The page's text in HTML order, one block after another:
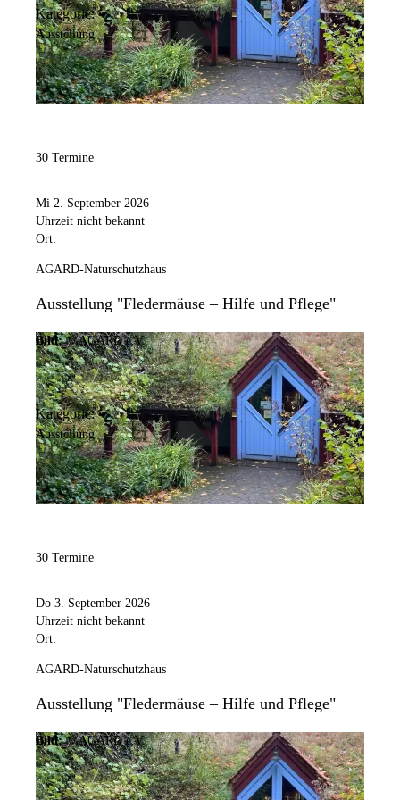
Kategorie:
Ausstellung
30 Termine
Mi 2. September 2026
Uhrzeit nicht bekannt
Ort:
AGARD-Naturschutzhaus
Ausstellung "Fledermäuse – Hilfe und Pflege"
Bild: © AGARD e.V.
Kategorie:
Ausstellung
30 Termine
Do 3. September 2026
Uhrzeit nicht bekannt
Ort:
AGARD-Naturschutzhaus
Ausstellung "Fledermäuse – Hilfe und Pflege"
Bild: © AGARD e.V.